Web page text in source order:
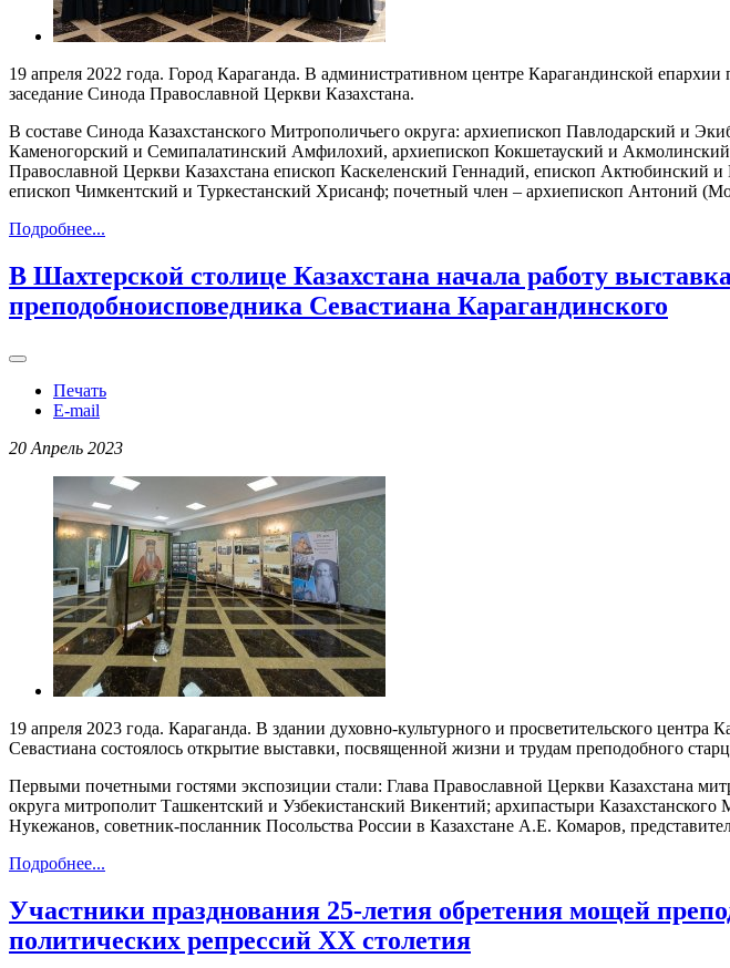
19 апреля 2022 года. Город Караганда. В административном центре Карагандинской
заседание Синода Православной Церкви Казахстана.
В составе Синода Казахстанского Митрополичьего округа: архиепископ Павлодарский и
Каменогорский и Семипалатинский Амфилохий, архиепископ Кокшетауский и
Православной Церкви Казахстана епископ Каскеленский Геннадий, епископ
епископ Чимкентский и Туркестанский Хрисанф; почетный член – архиепископ Антоний
Подробнее...
В Шахтерской столице Казахстана начала работу
преподобноисповедника Севастиана Карагандинского
Печать
E-mail
20 Апрель 2023
19 апреля 2023 года. Караганда. В здании духовно-культурного и просветительского
Севастиана состоялось открытие выставки, посвященной жизни и трудам преподобного
Первыми почетными гостями экспозиции стали: Глава Православной Церкви Казахстана
округа митрополит Ташкентский и Узбекистанский Викентий; архипастыри
Нукежанов, советник-посланник Посольства России в Казахстане А.Е. Комаров,
Подробнее...
Участники празднования 25-летия обретения мощей
политических репрессий ХХ столетия